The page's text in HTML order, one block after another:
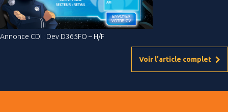
Annonce CDI : Dev D365FO – H/F
Voir l'article complet